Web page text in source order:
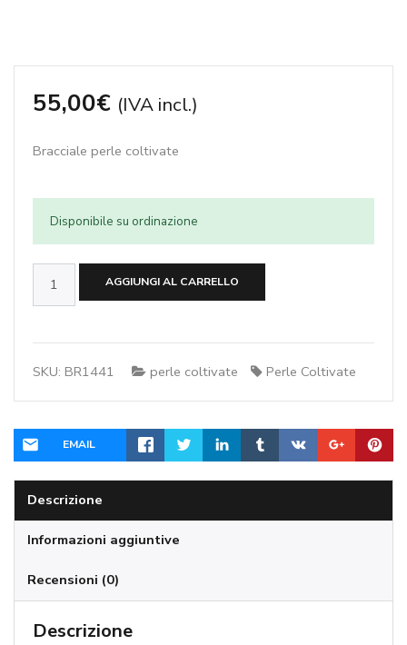
55,00€ (IVA incl.)
Bracciale perle coltivate
Disponibile su ordinazione
perle
AGGIUNGI AL CARRELLO
SKU: BR1441 perle coltivate Perle Coltivate
EMAIL
Descrizione
Informazioni aggiuntive
Recensioni (0)
Descrizione